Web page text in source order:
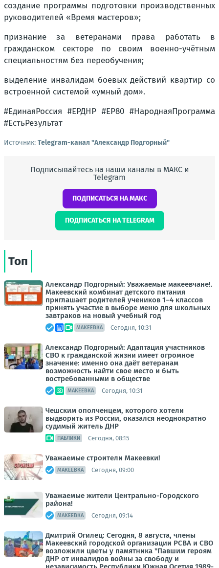
создание программы подготовки производственных
руководителей «Время мастеров»;
признание за ветеранами права работать в
гражданском секторе по своим военно-учётным
специальностям без переобучения;
выделение инвалидам боевых действий квартир со
встроенной системой «умный дом».
#ЕдинаяРоссия #ЕРДНР #ЕР80 #НароднаяПрограмма
#ЕстьРезультат
Источник: Telegram-канал "Александр Подгорный"
Подписывайтесь на наши каналы в МАКС и
Telegram
ПОДПИСАТЬСЯ НА МАКС
ПОДПИСАТЬСЯ НА TELEGRAM
Топ
Александр Подгорный: Уважаемые макеевчане!.
Макеевский комбинат детского питания
приглашает родителей учеников 1–4 классов
принять участие в выборе меню для школьных
завтраков на новый учебный год
МАКЕЕВКА Сегодня, 10:31
Александр Подгорный: Адаптация участников
СВО к гражданской жизни имеет огромное
значение: именно она даёт ветеранам
возможность найти свое место и быть
востребованными в обществе
МАКЕЕВКА Сегодня, 10:31
Чешским ополченцем, которого хотели
выдворить из России, оказался неоднократно
судимый житель ДНР
ПАБЛИКИ Сегодня, 08:15
Уважаемые строители Макеевки!
МАКЕЕВКА Сегодня, 09:00
Уважаемые жители Центрально-Городского
района!
МАКЕЕВКА Сегодня, 09:14
Дмитрий Огилец: Сегодня, 8 августа, члены
Макеевский городской организации РСВА и СВО
возложили цветы у памятника "Павшим героям
ДНР от инвалидов войны за свободу и